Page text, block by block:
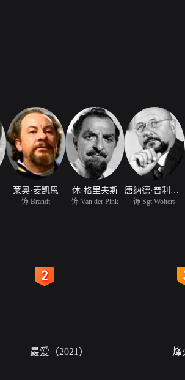
莱奥·麦凯恩
饰 Brandt
休·格里夫斯
饰 Van der Pink 饰 Sgt Wolters
最爱（2021） 烽